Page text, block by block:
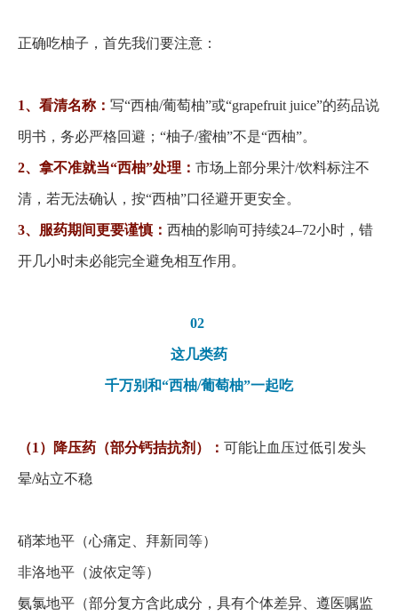
正确吃柚子，首先我们要注意：
1、看清名称： 写“西柚/葡萄柚”或“grapefruit juice”的药品说
明书，务必严格回避；“柚子/蜜柚”不是“西柚”。
2、拿不准就当“西柚”处理： 市场上部分果汁/饮料标注不
清，若无法确认，按“西柚”口径避开更安全。
3、服药期间更要谨慎： 西柚的影响可持续24–72小时，错
开几小时未必能完全避免相互作用。
02
这几类药
千万别和“西柚/葡萄柚”一起吃
（1）降压药（部分钙拮抗剂）： 可能让血压过低引发头
晕/站立不稳
硝苯地平（心痛定、拜新同等）
非洛地平（波依定等）
氨氯地平（部分复方含此成分，具有个体差异、遵医嘱监